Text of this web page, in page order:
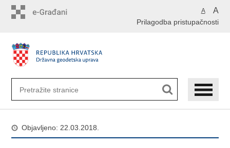
A A
Prilagodba pristupačnosti
Objavljeno: 22.03.2018.